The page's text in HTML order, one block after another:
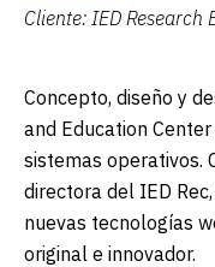
Cliente: IED Research
Concepto, diseño y
and Education
sistemas operativos.
directora del IED
nuevas tecnologías
original e innovador.